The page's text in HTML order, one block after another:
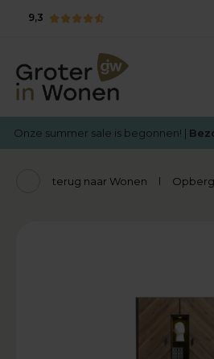
9,3
Onze summer sale is begonnen! |
terug naar Wonen